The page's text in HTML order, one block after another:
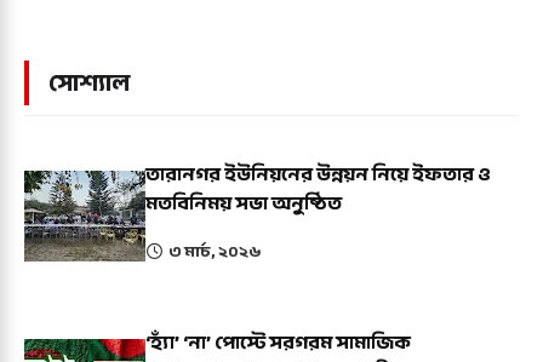
সোশ্যাল
তারানগর ইউনিয়নের উন্নয়ন নিয়ে ইফতার ও
মতবিনিময় সভা অনুষ্ঠিত
৩ মার্চ, ২০২৬
‘হ্যাঁ’ ‘না’ পোস্টে সরগরম সামাজিক